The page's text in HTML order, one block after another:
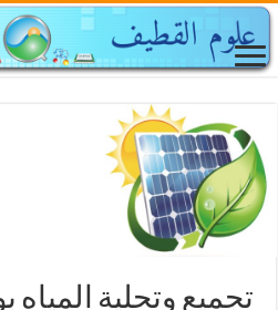
تجميع وتحلية